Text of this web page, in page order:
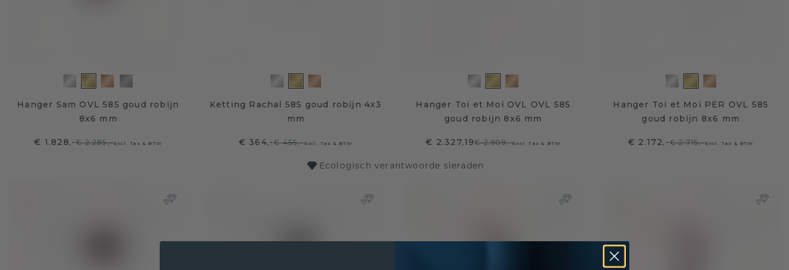
Hanger Sam OVL 585 goud robijn
8x6 mm
€ 1.828,-€ 2.285,-Excl. Tax & BTW
Ketting Rachal 585 goud robijn 4x3
mm
€ 364,-€ 455,-Excl. Tax & BTW
Hanger Toi et Moi OVL OVL 585
goud robijn 8x6 mm
€ 2.327,19€ 2.909,-Excl. Tax & BTW
Hanger Toi et Moi PER OVL 585
goud robijn 8x6 mm
€ 2.172,-€ 2.715,-Excl. Tax & BTW
Ecologisch verantwoorde sieraden